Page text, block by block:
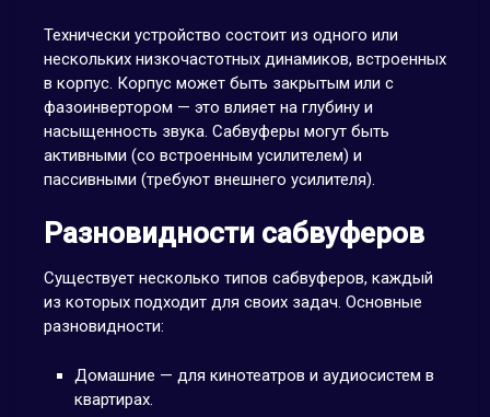
Технически устройство состоит из одного или
нескольких низкочастотных динамиков, встроенных
в корпус. Корпус может быть закрытым или с
фазоинвертором — это влияет на глубину и
насыщенность звука. Сабвуферы могут быть
активными (со встроенным усилителем) и
пассивными (требуют внешнего усилителя).
Разновидности сабвуферов
Существует несколько типов сабвуферов, каждый
из которых подходит для своих задач. Основные
разновидности:
Домашние — для кинотеатров и аудиосистем в
квартирах.